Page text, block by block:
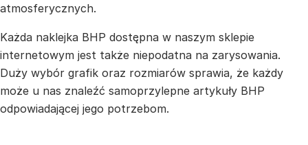
atmosferycznych.
Każda naklejka BHP dostępna w naszym sklepie
internetowym jest także niepodatna na zarysowania.
Duży wybór grafik oraz rozmiarów sprawia, że każdy
może u nas znaleźć samoprzylepne artykuły BHP
odpowiadającej jego potrzebom.